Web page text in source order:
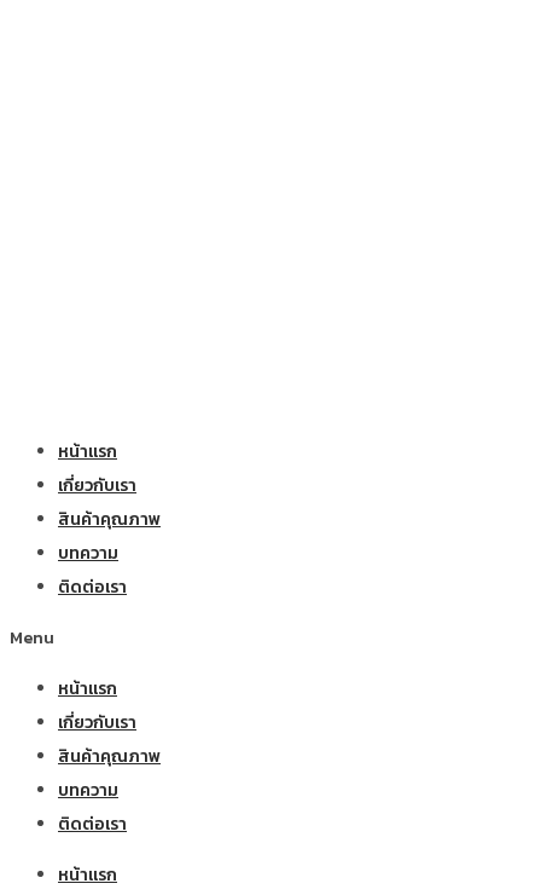
หน้าแรก
เกี่ยวกับเรา
สินค้าคุณภาพ
บทความ
ติดต่อเรา
Menu
หน้าแรก
เกี่ยวกับเรา
สินค้าคุณภาพ
บทความ
ติดต่อเรา
หน้าแรก